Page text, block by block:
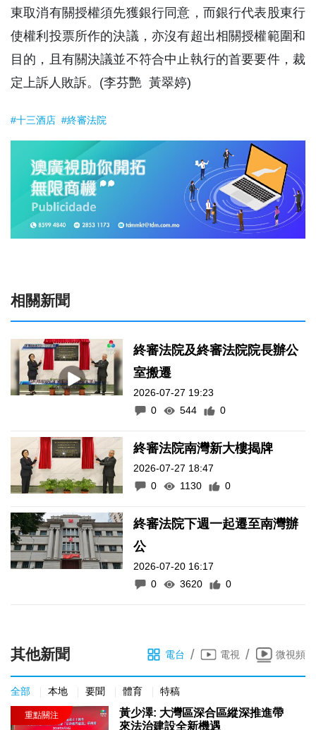
東取消有關授權須先獲銀行同意，而銀行代表股東行
使權利投票所作的決議，亦沒有超出相關授權範圍和
目的，且有關決議並不符合中止執行的首要要件，裁
定上訴人敗訴。(李芬艷 黃翠婷)
#十三酒店 #終審法院
相關新聞
終審法院及終審法院院長辦公
室搬遷
2026-07-27 19:23
0
544 0
終審法院南灣新大樓揭牌
2026-07-27 18:47
0
1130 0
終審法院下週一起遷至南灣辦
公
2026-07-20 16:17
0
3620 0
其他新聞 電台 / 電視 / 微視頻
全部 本地 要聞 體育 特稿
黃少澤: 大灣區深合區縱深推進帶
來法治建設全新機遇